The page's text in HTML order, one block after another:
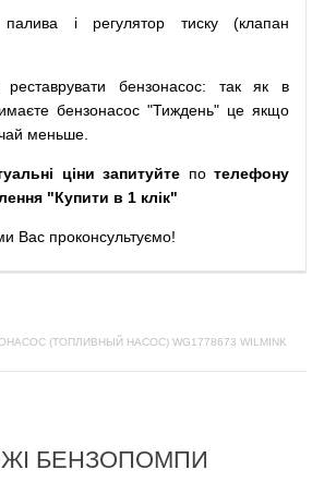
палива і регулятор тиску (клапан
реставрувати бензонасос: так як
в
бензонасос "Тиждень" це якщо
меньше.
ціни запитуйте по телефону
"Купити в 1 клік"
Вас проконсультуємо!
(ТОПЛИВНЫЙ НАСОС) WG1778673 WILMINK
БЕНЗОПОМПИ